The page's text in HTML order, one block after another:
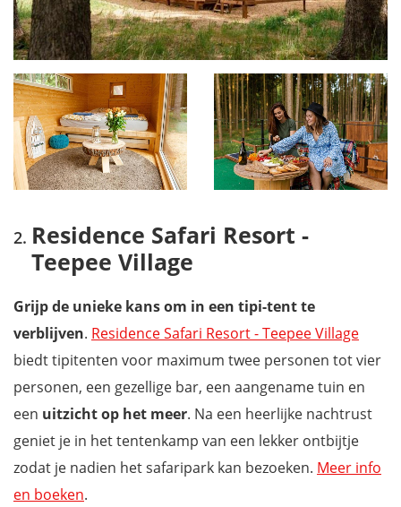
Residence Safari Resort -
Teepee Village
Grijp de unieke kans om in een tipi-tent te
verblijven. Residence Safari Resort - Teepee Village
biedt tipitenten voor maximum twee personen tot vier
personen, een gezellige bar, een aangename tuin en
een uitzicht op het meer. Na een heerlijke nachtrust
geniet je in het tentenkamp van een lekker ontbijtje
zodat je nadien het safaripark kan bezoeken. Meer info
en boeken.